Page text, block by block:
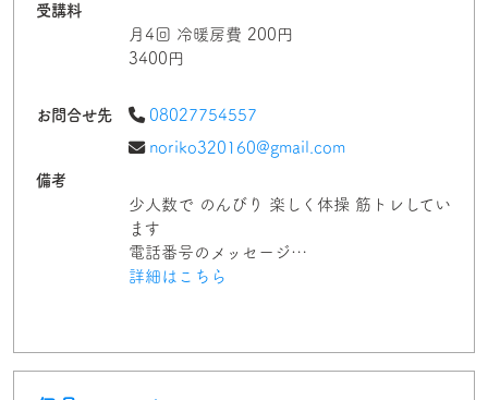
受講料
月4回 冷暖房費 200円
3400円
お問合せ先
08027754557
noriko320160@gmail.com
備考
少人数で のんびり 楽しく体操 筋トレしてい
ます
電話番号のメッセージ…
詳細はこちら